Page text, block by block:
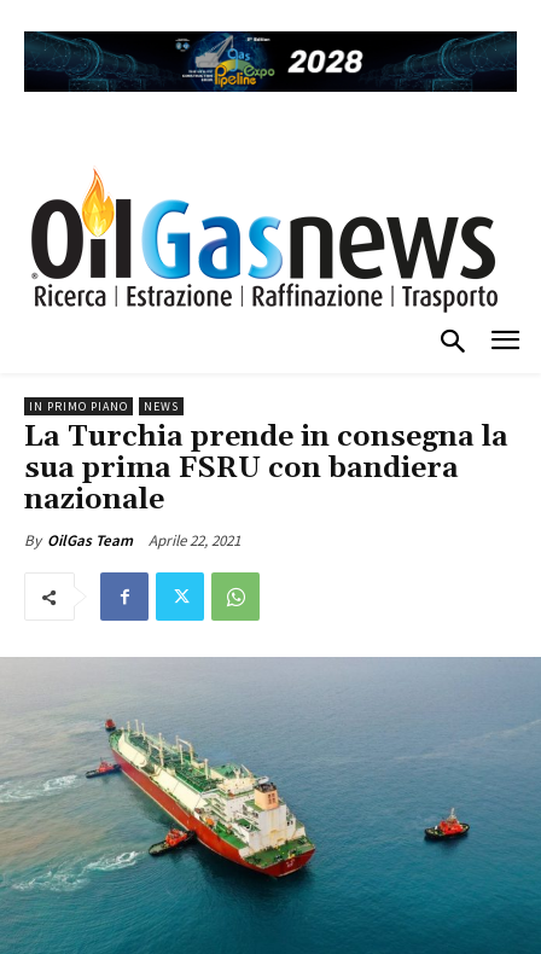
IN PRIMO PIANO NEWS
La Turchia prende in consegna la
sua prima FSRU con bandiera
nazionale
By OilGas Team Aprile 22, 2021